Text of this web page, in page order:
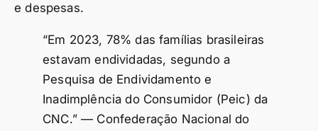
e despesas.
“Em 2023, 78% das famílias brasileiras
estavam endividadas, segundo a
Pesquisa de Endividamento e
Inadimplência do Consumidor (Peic) da
CNC.” — Confederação Nacional do